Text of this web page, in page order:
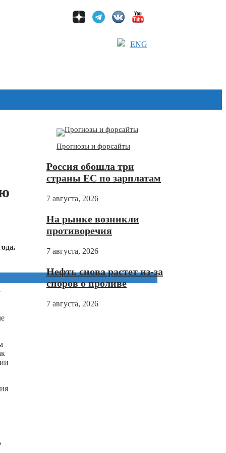
ENG
Прогнозы и форсайты
Россия обошла три
страны ЕС по зарплатам
7 августа, 2026
На рынке возникли
противоречия
7 августа, 2026
Нефть снова растет из-за
споров о проливе
7 августа, 2026